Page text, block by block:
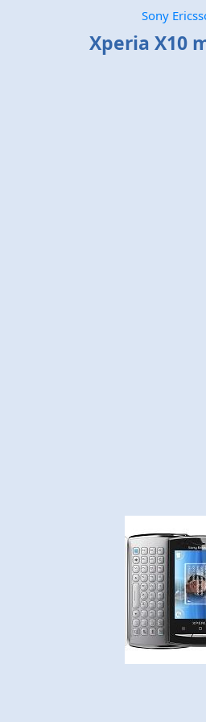
Sony
Xperia X10